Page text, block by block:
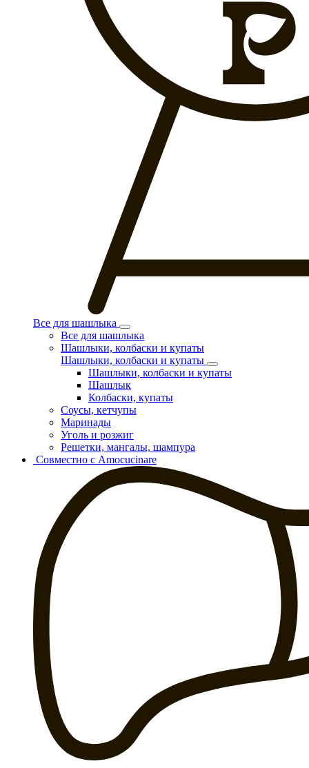
Все для шашлыка
Все для шашлыка
Шашлыки, колбаски и купаты
Шашлыки, колбаски и купаты
Шашлыки, колбаски и купаты
Шашлык
Колбаски, купаты
Соусы, кетчупы
Маринады
Уголь и розжиг
Решетки, мангалы, шампура
Совместно с Amocucinare